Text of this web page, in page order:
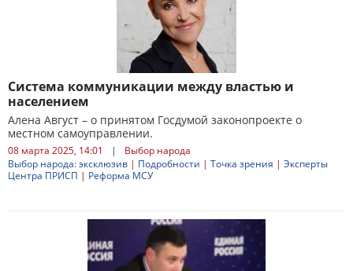
Система коммуникации между властью и
населением
Алена Август – о принятом Госдумой законопроекте о
местном самоуправлении.
08 марта 2025, 14:01 |
Выбор народа
Выбор народа: эксклюзив | Подробности | Точка зрения | Эксперты
Центра ПРИСП | Реформа МСУ